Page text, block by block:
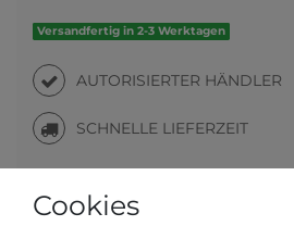
Versandfertig in 2-3 Werktagen
AUTORISIERTER HÄNDLER
SCHNELLE LIEFERZEIT
Ihr Preis bei3% Skonto
Cookies